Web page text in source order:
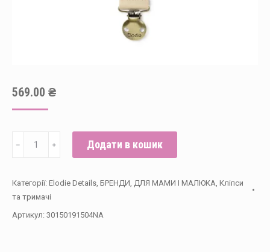
569.00 ₴
Клипса
для
пустышек,
﹣ ﹢ Додати в кошик
Категорії: Elodie Details, БРЕНДИ, ДЛЯ МАМИ І МАЛЮКА, Кліпси
та тримачі
Артикул: 30150191504NA